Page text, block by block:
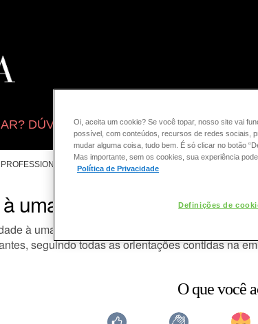
DÚVIDAS SOBRE: COLORAÇÃO
COLORAÇÃO
uma tintura, posso colorir
à uma
, busque as
seguindo todas as orientações contidas na
O que você
Oi, aceita um cookie? Se você topar, nosso site vai
possível, com conteúdos, recursos de redes sociais,
mudar alguma coisa, tudo bem. É só clicar no botão
Mas importante, sem os cookies, sua experiência
Política de Privacidade
Definições de